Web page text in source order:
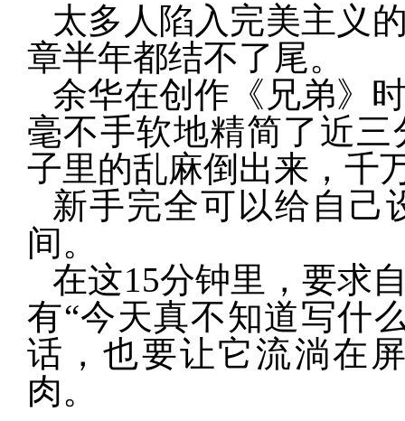
太多人陷入完美主义
章半年都结不了尾。
余华在创作《兄弟》
毫不手软地精简了近
子里的乱麻倒出来，千
新手完全可以给自己
间。
在这15分钟里，要求
有“今天真不知道写什
话，也要让它流淌在
肉。